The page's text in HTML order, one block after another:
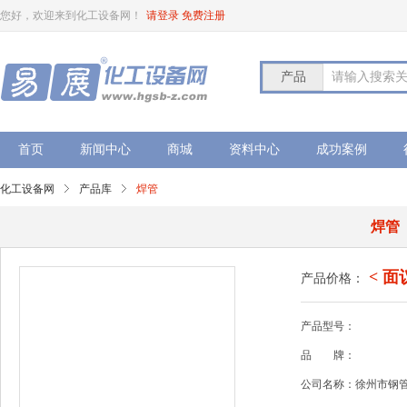
您好，欢迎来到化工设备网！ 请登录 免费注册
产品 请输入搜索
首页 新闻中心 商城 资料中心 成功案例
化工设备网 产品库 焊管
焊管
产品价格： < 面
产品型号：
品 牌：
公司名称：徐州市钢